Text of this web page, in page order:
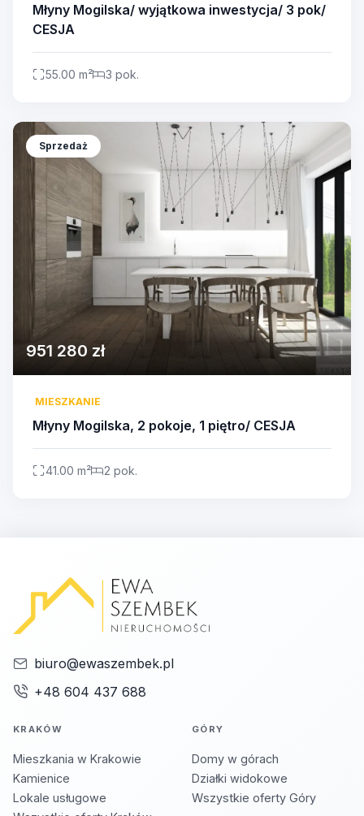
Młyny Mogilska/ wyjątkowa inwestycja/ 3 pok/
CESJA
55.00 m² 3 pok.
Sprzedaż
951 280 zł
MIESZKANIE
Młyny Mogilska, 2 pokoje, 1 piętro/ CESJA
41.00 m² 2 pok.
biuro@ewaszembek.pl
+48 604 437 688
KRAKÓW
Mieszkania w Krakowie
Kamienice
Lokale usługowe
GÓRY
Domy w górach
Działki widokowe
Wszystkie oferty Góry